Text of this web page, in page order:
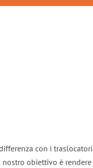
con i
nostro obiettivo è